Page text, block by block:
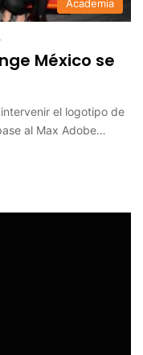
Academia
México se
el logotipo de
al Max Adobe…